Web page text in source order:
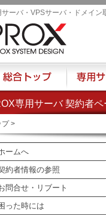
専用サーバ 契約者ペ
サーバ・VPSサーバ・ドメイン
プ>
ームへ
約者情報の参照
問合せ・リブート
った時には
トップ 専用サーバー